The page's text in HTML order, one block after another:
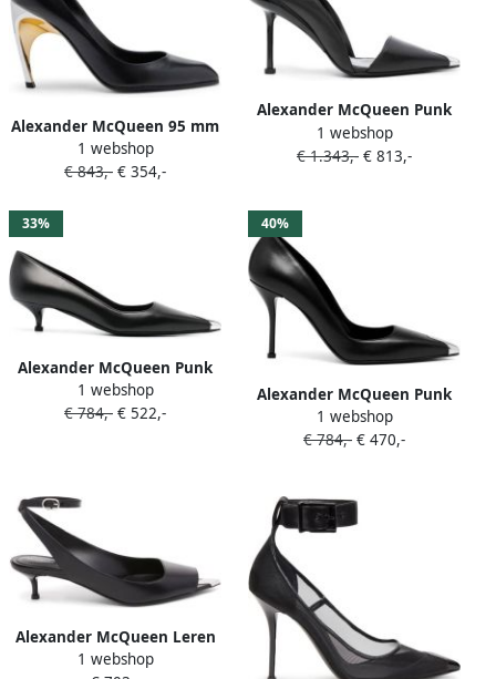
Alexander McQueen 95 mm
Armadillo pumps Zwart
1 webshop
€ 843,- € 354,-
Alexander McQueen Punk
leren pumps Zwart
1 webshop
€ 1.343,- € 813,-
33%
Alexander McQueen Punk
45 mm pumps Zwart
1 webshop
€ 784,- € 522,-
40%
Alexander McQueen Punk
leren pumps Zwart
1 webshop
€ 784,- € 470,-
Alexander McQueen Leren
sandalen Zwart
1 webshop